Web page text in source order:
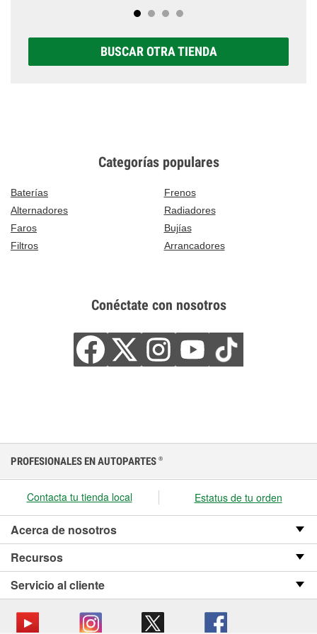
BUSCAR OTRA TIENDA
Categorías populares
Baterías
Frenos
Alternadores
Radiadores
Faros
Bujías
Filtros
Arrancadores
Conéctate con nosotros
PROFESIONALES EN AUTOPARTES ®
Contacta tu tienda local Estatus de tu orden
Acerca de nosotros
Recursos
Servicio al cliente